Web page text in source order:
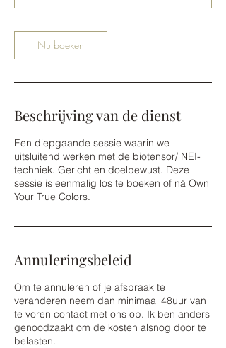
5
i
.
Nu boeken
Beschrijving van de dienst
Een diepgaande sessie waarin we
uitsluitend werken met de biotensor/ NEI-
techniek. Gericht en doelbewust. Deze
sessie is eenmalig los te boeken of ná Own
Your True Colors.
Annuleringsbeleid
Om te annuleren of je afspraak te
veranderen neem dan minimaal 48uur van
te voren contact met ons op. Ik ben anders
genoodzaakt om de kosten alsnog door te
belasten.